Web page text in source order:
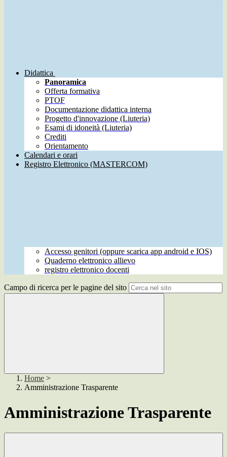
Didattica
Panoramica
Offerta formativa
PTOF
Documentazione didattica interna
Progetto d'innovazione (Liuteria)
Esami di idoneità (Liuteria)
Crediti
Orientamento
Calendari e orari
Registro Elettronico (MASTERCOM)
Accesso genitori (oppure scarica app android e IOS)
Quaderno elettronico allievo
registro elettronico docenti
Campo di ricerca per le pagine del sito
Home >
Amministrazione Trasparente
Amministrazione Trasparente